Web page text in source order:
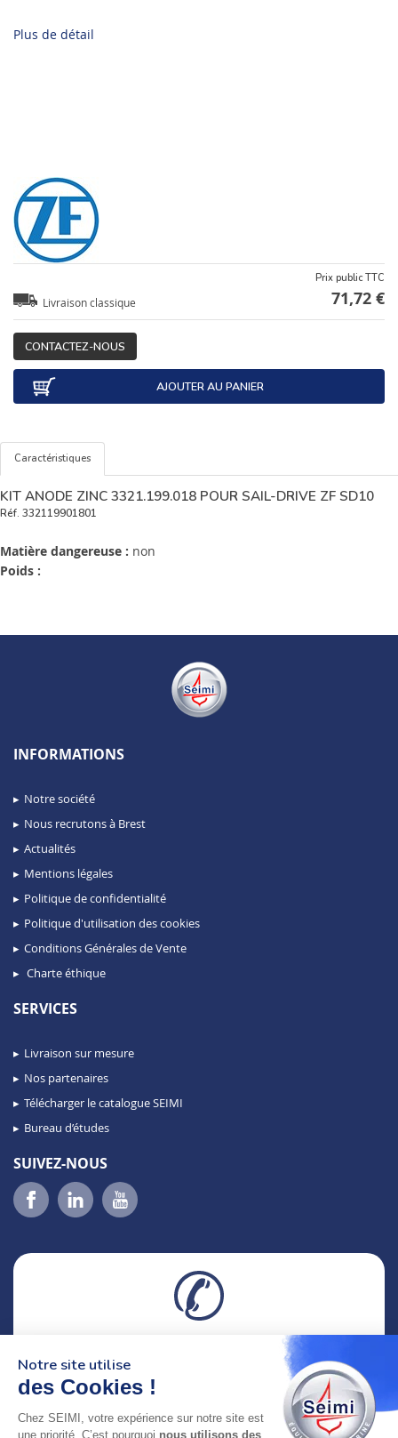
Plus de détail
Livraison classique
Prix public TTC
71,72 €
CONTACTEZ-NOUS
AJOUTER AU PANIER
Caractéristiques
KIT ANODE ZINC 3321.199.018 POUR SAIL-DRIVE ZF SD10
Réf. 332119901801
Matière dangereuse : non
Poids :
INFORMATIONS
Notre société
Nous recrutons à Brest
Actualités
Mentions légales
Politique de confidentialité
Politique d'utilisation des cookies
Conditions Générales de Vente
Charte éthique
SERVICES
Livraison sur mesure
Nos partenaires
Télécharger le catalogue SEIMI
Bureau d’études
SUIVEZ-NOUS
8h-12h30 & 13h30-18h
adresse : 75 Rue Amiral Troude,
Notre site utilise
des Cookies !
Chez SEIMI, votre expérience sur notre site est
une priorité. C’est pourquoi nous utilisons des